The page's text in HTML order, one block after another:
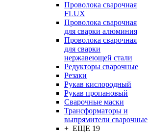
Проволока сварочная
FLUX
Проволока сварочная
для сварки алюминия
Проволока сварочная
для сварки
нержавеющей стали
Редукторы сварочные
Резаки
Рукав кислородный
Рукав пропановый
Сварочные маски
Трансформаторы и
выпрямители сварочные
+ ЕЩЕ 19